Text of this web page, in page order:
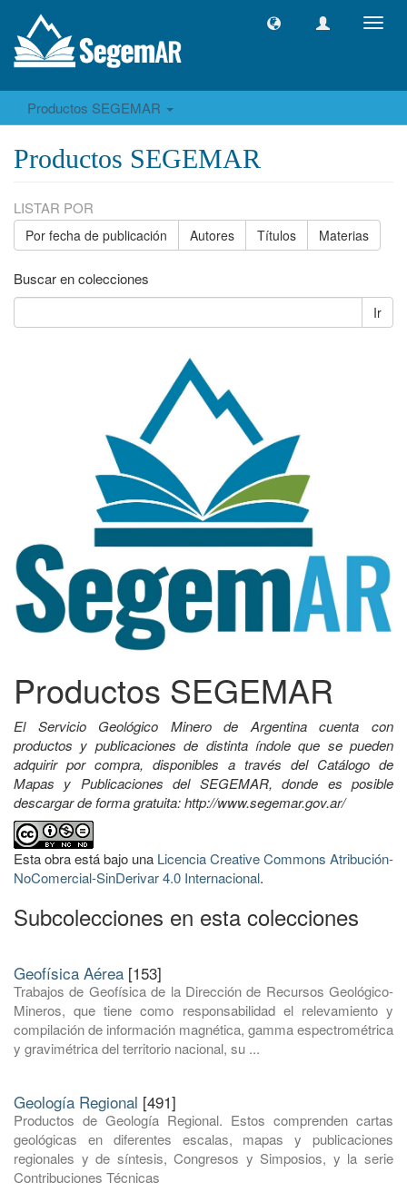
Productos SEGEMAR
Productos SEGEMAR
LISTAR POR
Por fecha de publicación Autores Títulos Materias
Buscar en colecciones
Ir
Productos SEGEMAR
El Servicio Geológico Minero de Argentina cuenta con
productos y publicaciones de distinta índole que se pueden
adquirir por compra, disponibles a través del Catálogo de
Mapas y Publicaciones del SEGEMAR, donde es posible
descargar de forma gratuita: http://www.segemar.gov.ar/
Esta obra está bajo una Licencia Creative Commons Atribución-
NoComercial-SinDerivar 4.0 Internacional.
Subcolecciones en esta colecciones
Geofísica Aérea [153]
Trabajos de Geofísica de la Dirección de Recursos Geológico-
Mineros, que tiene como responsabilidad el relevamiento y
compilación de información magnética, gamma espectrométrica
y gravimétrica del territorio nacional, su ...
Geología Regional [491]
Productos de Geología Regional. Estos comprenden cartas
geológicas en diferentes escalas, mapas y publicaciones
regionales y de síntesis, Congresos y Simposios, y la serie
Contribuciones Técnicas